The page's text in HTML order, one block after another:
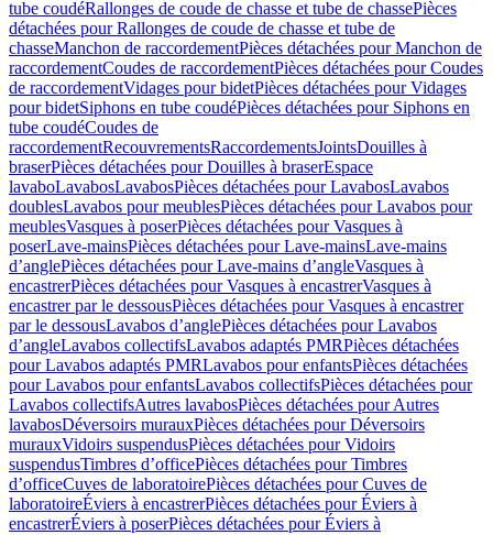
tube coudéRallonges de coude de chasse et tube de chassePièces
détachées pour Rallonges de coude de chasse et tube de
chasseManchon de raccordementPièces détachées pour Manchon de
raccordementCoudes de raccordementPièces détachées pour Coudes
de raccordementVidages pour bidetPièces détachées pour Vidages
pour bidetSiphons en tube coudéPièces détachées pour Siphons en
tube coudéCoudes de
raccordementRecouvrementsRaccordementsJointsDouilles à
braserPièces détachées pour Douilles à braserEspace
lavaboLavabosLavabosPièces détachées pour LavabosLavabos
doublesLavabos pour meublesPièces détachées pour Lavabos pour
meublesVasques à poserPièces détachées pour Vasques à
poserLave-mainsPièces détachées pour Lave-mainsLave-mains
d’anglePièces détachées pour Lave-mains d’angleVasques à
encastrerPièces détachées pour Vasques à encastrerVasques à
encastrer par le dessousPièces détachées pour Vasques à encastrer
par le dessousLavabos d’anglePièces détachées pour Lavabos
d’angleLavabos collectifsLavabos adaptés PMRPièces détachées
pour Lavabos adaptés PMRLavabos pour enfantsPièces détachées
pour Lavabos pour enfantsLavabos collectifsPièces détachées pour
Lavabos collectifsAutres lavabosPièces détachées pour Autres
lavabosDéversoirs murauxPièces détachées pour Déversoirs
murauxVidoirs suspendusPièces détachées pour Vidoirs
suspendusTimbres dʼofficePièces détachées pour Timbres
dʼofficeCuves de laboratoirePièces détachées pour Cuves de
laboratoireÉviers à encastrerPièces détachées pour Éviers à
encastrerÉviers à poserPièces détachées pour Éviers à